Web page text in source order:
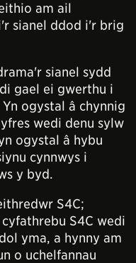
am ail
sianel ddod i'r brig
sianel sydd
gael ei gwerthu i
ogystal â chynnig
wedi denu sylw
ogystal â hybu
cynnwys i
y byd.
S4C;
S4C wedi
yma, a hynny am
o uchelfannau